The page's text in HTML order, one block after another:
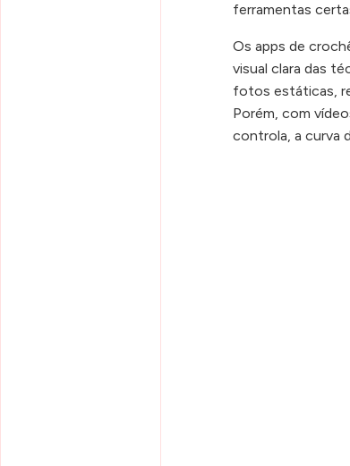
ferramentas
Os apps de
visual clara das
fotos estáticas,
Porém, com
controla, a curva